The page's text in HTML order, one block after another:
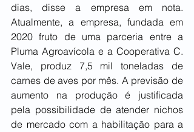
dias, disse a empresa em nota.
Atualmente, a empresa, fundada em
2020 fruto de uma parceria entre a
Pluma Agroavícola e a Cooperativa C.
Vale, produz 7,5 mil toneladas de
carnes de aves por mês. A previsão de
aumento na produção é justificada
pela possibilidade de atender nichos
de mercado com a habilitação para a